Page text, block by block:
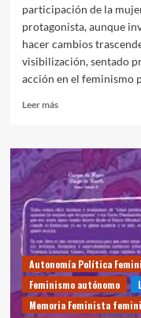
participación de la
protagonista, aunque
hacer cambios
visibilización, sentado
acción en el feminismo
Leer másLeer
Centros
Anticlericales,
la
Prensa
Obrera
Feminista
y
el
Teatro
Obrero
Autonomía Política
Feminismo autónomo
Memoria Feminista